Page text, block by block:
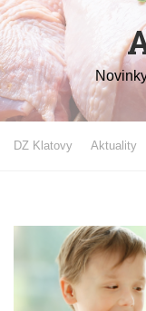
DZ Klatovy Aktuality